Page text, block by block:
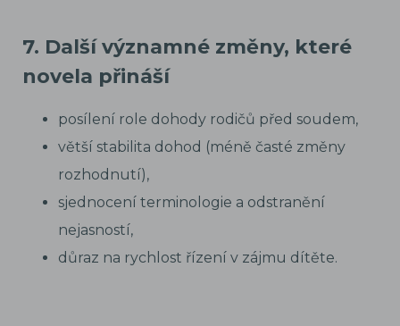
7. Další významné změny, které
novela přináší
posílení role dohody rodičů před soudem,
větší stabilita dohod (méně časté změny
rozhodnutí),
sjednocení terminologie a odstranění
nejasností,
důraz na rychlost řízení v zájmu dítěte.